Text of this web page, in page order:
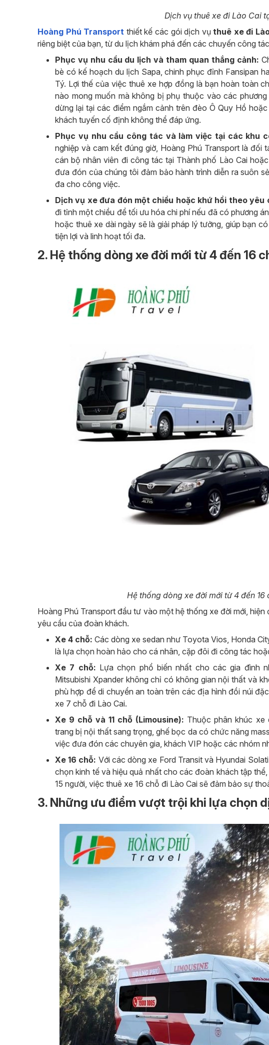
Dịch vụ thuê xe đi Lào Cai
Hoàng Phú Transport thiết kế các gói dịch vụthuê xe đi
riêng biệt của bạn, từ du lịch khám phá đến các chuyến công
Phục vụ nhu cầu du lịch và tham quan thắng cảnh:
bè có kế hoạch du lịch Sapa, chinh phục đỉnh Fansipan
Tý. Lợi thế của việc thuê xe hợp đồng là bạn hoàn toàn
nào mong muốn mà không bị phụ thuộc vào các
dừng lại tại các điểm ngắm cảnh trên đèo Ô Quy Hồ
khách tuyến cố định không thể đáp ứng.
Phục vụ nhu cầu công tác và làm việc tại các khu
nghiệp và cam kết đúng giờ, Hoàng Phú Transport là
cán bộ nhân viên đi công tác tại Thành phố Lào Cai
đưa đón của chúng tôi đảm bảo hành trình diễn ra suôn
đa cho công việc.
Dịch vụ xe đưa đón một chiều hoặc khứ hồi theo yêu
đi tỉnh một chiều để tối ưu hóa chi phí nếu đã có phương
hoặc thuê xe dài ngày sẽ là giải pháp lý tưởng, giúp bạn
tiện lợi và linh hoạt tối đa.
2. Hệ thống dòng xe đời mới từ 4 đến 16
Hệ thống dòng xe đời mới từ 4 đến
Hoàng Phú Transport đầu tư vào một hệ thống xe đời mới,
yêu cầu của đoàn khách.
Xe 4 chỗ:Các dòng xe sedan như Toyota Vios, Honda
là lựa chọn hoàn hảo cho cá nhân, cặp đôi đi công tác
Xe 7 chỗ: Lựa chọn phổ biến nhất cho các gia đình
Mitsubishi Xpander không chỉ có không gian nội thất và
phù hợp để di chuyển an toàn trên các địa hình đồi núi
xe 7 chỗ đi Lào Cai.
Xe 9 chỗ và 11 chỗ (Limousine): Thuộc phân khúc xe
trang bị nội thất sang trọng, ghế bọc da có chức năng
việc đưa đón các chuyên gia, khách VIP hoặc các nhóm
Xe 16 chỗ: Với các dòng xe Ford Transit và Hyundai
chọn kinh tế và hiệu quả nhất cho các đoàn khách tập
15 người, việc thuê xe 16 chỗ đi Lào Cai sẽ đảm bảo sự
3. Những ưu điểm vượt trội khi lựa chọn